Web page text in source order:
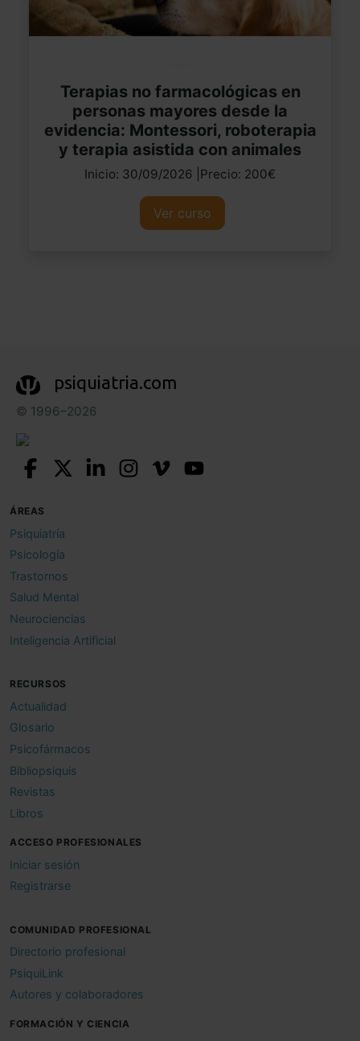
Terapias no farmacológicas en
personas mayores desde la
evidencia: Montessori, roboterapia
y terapia asistida con animales
Inicio: 30/09/2026 |Precio: 200€
Ver curso
psiquiatria.com
© 1996–2026
ÁREAS
Psiquiatría
Psicología
Trastornos
Salud Mental
Neurociencias
Inteligencia Artificial
RECURSOS
Actualidad
Glosario
Psicofármacos
Bibliopsiquis
Revistas
Libros
ACCESO PROFESIONALES
Iniciar sesión
Registrarse
COMUNIDAD PROFESIONAL
Directorio profesional
PsiquiLink
Autores y colaboradores
FORMACIÓN Y CIENCIA